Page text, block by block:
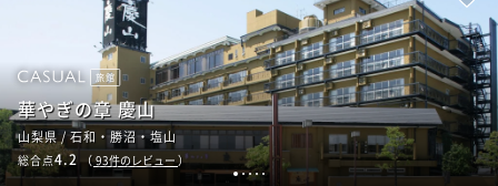
1234 5
旅館
華やぎの章 慶山
山梨県 / 石和・勝沼・塩山
総合点4.2 （93件のレビュー）